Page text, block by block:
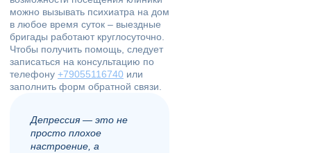
можно вызывать психиатра на дом
в любое время суток – выездные
бригады работают круглосуточно.
Чтобы получить помощь, следует
записаться на консультацию по
телефону +79055116740 или
заполнить форм обратной связи.
Депрессия — это не
просто плохое
настроение, а